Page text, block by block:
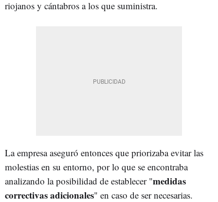
riojanos y cántabros a los que suministra.
La empresa aseguró entonces que priorizaba evitar las
molestias en su entorno, por lo que se encontraba
analizando la posibilidad de establecer "medidas
correctivas adicionales" en caso de ser necesarias.